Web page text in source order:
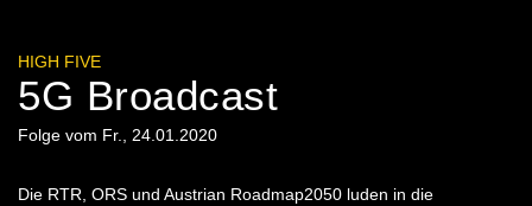
HIGH FIVE
5G Broadcast
Folge vom Fr., 24.01.2020
Die RTR, ORS und Austrian Roadmap2050 luden in die